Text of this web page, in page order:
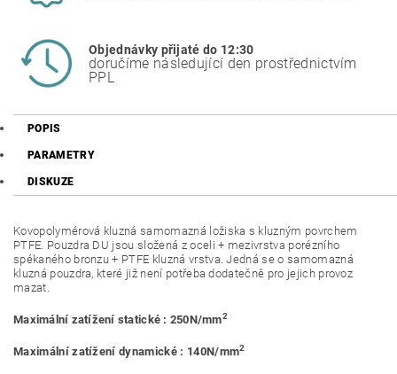
Objednávky přijaté do 12:30
doručíme následující den prostřednictvím
PPL
POPIS
PARAMETRY
DISKUZE
Kovopolymérová kluzná samomazná ložiska s kluzným povrchem
PTFE. Pouzdra DU jsou složená z oceli + mezivrstva porézního
spékaného bronzu + PTFE kluzná vrstva. Jedná se o samomazná
kluzná pouzdra, které již není potřeba dodatečně pro jejich provoz
mazat.
Maximální zatížení statické : 250N/mm2
Maximální zatížení dynamické : 140N/mm2